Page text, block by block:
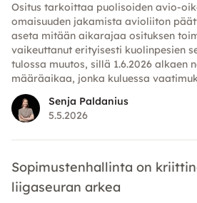
Ositus tarkoittaa puolisoiden avio-
omaisuuden jakamista avioliiton
aseta mitään aikarajaa osituksen
vaikeuttanut erityisesti kuolinpesien
tulossa muutos, sillä 1.6.2026 alkaen
määräaikaa, jonka kuluessa
omaisuutta kohtaan on esitettävä.
Senja Paldanius
5.5.2026
Sopimustenhallinta on
liigaseuran arkea